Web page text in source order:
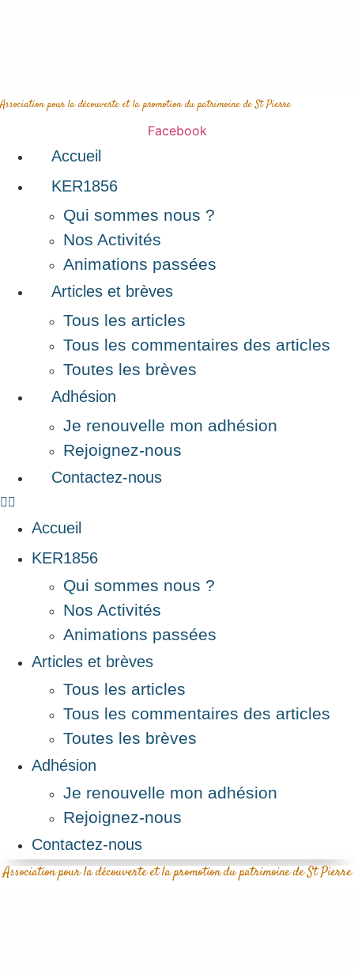
Association pour la découverte et la promotion du patrimoine de St Pierre
Facebook
Accueil
KER1856
Qui sommes nous ?
Nos Activités
Animations passées
Articles et brèves
Tous les articles
Tous les commentaires des articles
Toutes les brèves
Adhésion
Je renouvelle mon adhésion
Rejoignez-nous
Contactez-nous
Accueil
KER1856
Qui sommes nous ?
Nos Activités
Animations passées
Articles et brèves
Tous les articles
Tous les commentaires des articles
Toutes les brèves
Adhésion
Je renouvelle mon adhésion
Rejoignez-nous
Contactez-nous
Association pour la découverte et la promotion du patrimoine de St Pierre